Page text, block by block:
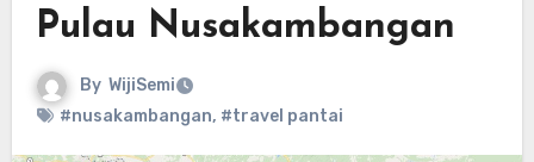
Pulau Nusakambangan
By WijiSemi
#nusakambangan, #travel pantai